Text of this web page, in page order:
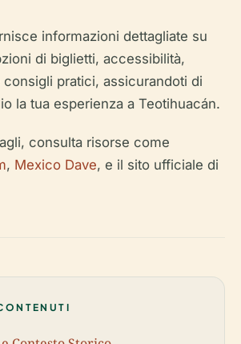
informazioni dettagliate su
di biglietti, accessibilità,
pratici, assicurandoti di
la tua esperienza a Teotihuacán.
consulta risorse come
, Mexico Dave, e il sito ufficiale di